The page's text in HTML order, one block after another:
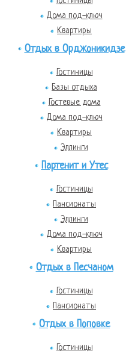
Дома под-ключ
Квартиры
Отдых в Орджоникидзе
Гостиницы
Базы отдыха
Гостевые дома
Дома под-ключ
Квартиры
Эллинги
Партенит и Утес
Гостиницы
Пансионаты
Эллинги
Дома под-ключ
Квартиры
Отдых в Песчаном
Гостиницы
Пансионаты
Отдых в Поповке
Гостиницы